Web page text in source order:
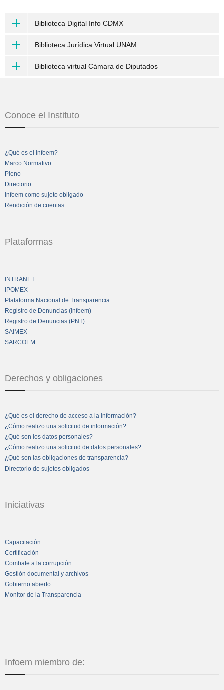
Biblioteca Digital Info CDMX
Biblioteca Jurídica Virtual UNAM
Biblioteca virtual Cámara de Diputados
Conoce el Instituto
¿Qué es el Infoem?
Marco Normativo
Pleno
Directorio
Infoem como sujeto obligado
Rendición de cuentas
Plataformas
INTRANET
IPOMEX
Plataforma Nacional de Transparencia
Registro de Denuncias (Infoem)
Registro de Denuncias (PNT)
SAIMEX
SARCOEM
Derechos y obligaciones
¿Qué es el derecho de acceso a la información?
¿Cómo realizo una solicitud de información?
¿Qué son los datos personales?
¿Cómo realizo una solicitud de datos personales?
¿Qué son las obligaciones de transparencia?
Directorio de sujetos obligados
Iniciativas
Capacitación
Certificación
Combate a la corrupción
Gestión documental y archivos
Gobierno abierto
Monitor de la Transparencia
Infoem miembro de: